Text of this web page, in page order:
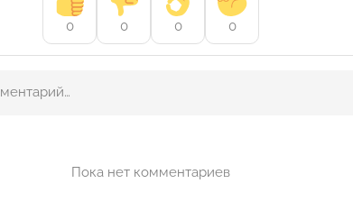
0 0 0 0
Пока нет комментариев